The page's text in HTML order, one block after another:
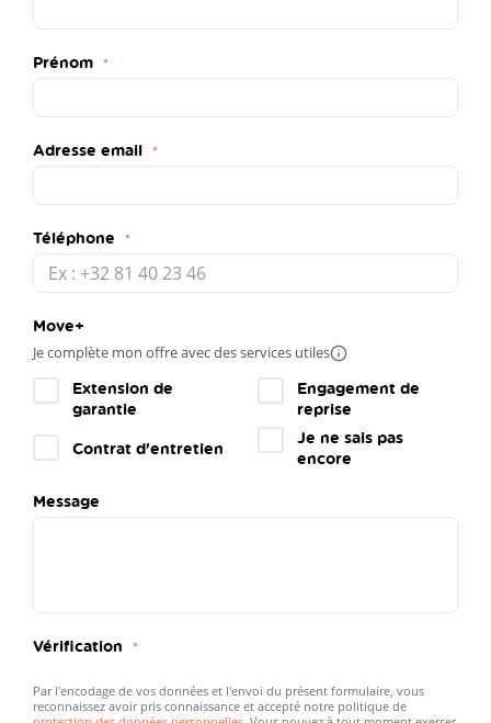
Prénom
Adresse email
Téléphone
Move+
Je complète mon offre avec des services utilesPlus
Extension de
garantie
Engagement de
reprise
Contrat d'entretien
Je ne sais pas
encore
Message
Vérification
Par l'encodage de vos données et l'envoi du présent formulaire, vous
reconnaissez avoir pris connaissance et accepté notre politique de